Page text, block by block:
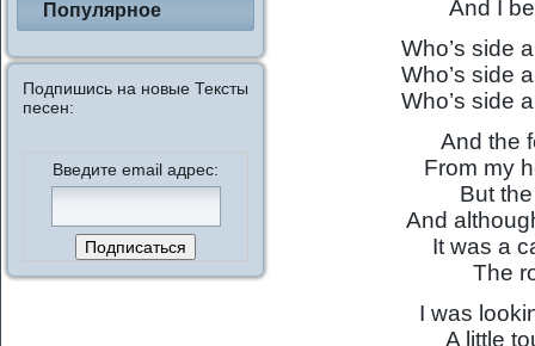
Популярное
Подпишись на новые Тексты
песен:
Введите email адрес:
And I
Who’s side
Who’s side
Who’s side
And the
From my
But
And
It was a
The
I was
A little